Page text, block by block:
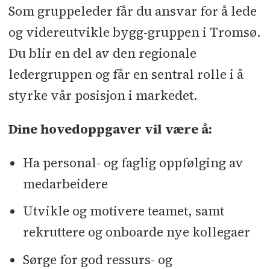
Som gruppeleder får du ansvar for å lede
og videreutvikle bygg-gruppen i Tromsø.
Du blir en del av den regionale
ledergruppen og får en sentral rolle i å
styrke vår posisjon i markedet.
Dine hovedoppgaver vil være å:
Ha personal- og faglig oppfølging av
medarbeidere
Utvikle og motivere teamet, samt
rekruttere og onboarde nye kollegaer
Sørge for god ressurs- og